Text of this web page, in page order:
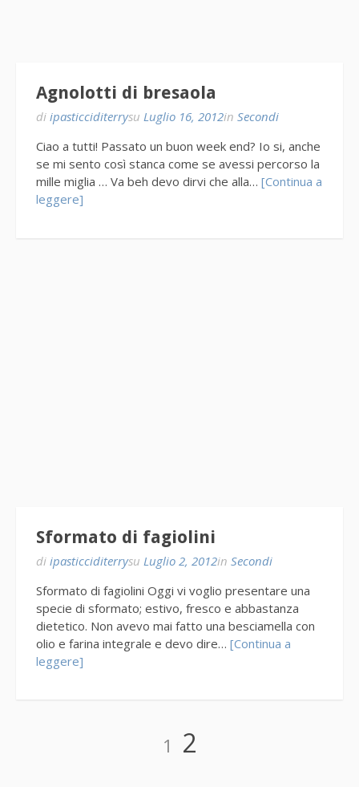
Agnolotti di bresaola
di ipasticciditerrysu Luglio 16, 2012in Secondi
Ciao a tutti! Passato un buon week end? Io si, anche
se mi sento così stanca come se avessi percorso la
mille miglia … Va beh devo dirvi che alla… [Continua a
leggere]
Sformato di fagiolini
di ipasticciditerrysu Luglio 2, 2012in Secondi
Sformato di fagiolini Oggi vi voglio presentare una
specie di sformato; estivo, fresco e abbastanza
dietetico. Non avevo mai fatto una besciamella con
olio e farina integrale e devo dire… [Continua a
leggere]
Pagina
1 Pagina
2